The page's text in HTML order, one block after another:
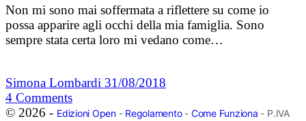
Non mi sono mai soffermata a riflettere su come io
possa apparire agli occhi della mia famiglia. Sono
sempre stata certa loro mi vedano come…
Simona Lombardi 31/08/2018
4 Comments
© 2026 - Edizioni Open- Regolamento- Come Funziona - P.IVA